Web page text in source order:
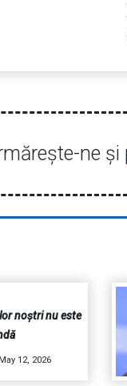
ne şi
noștri nu este
12, 2026